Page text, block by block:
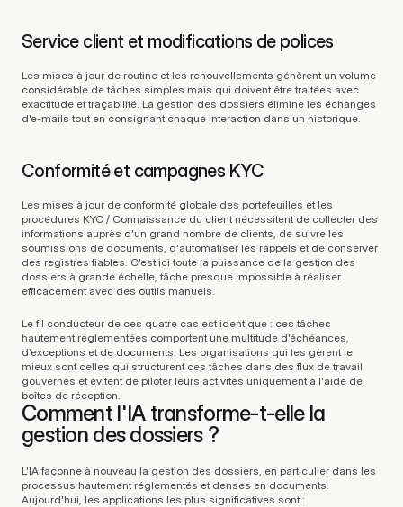
Service client et modifications de polices
Les mises à jour de routine et les renouvellements génèrent un volume
considérable de tâches simples mais qui doivent être traitées avec
exactitude et traçabilité. La gestion des dossiers élimine les échanges
d'e-mails tout en consignant chaque interaction dans un historique.
Conformité et campagnes KYC
Les mises à jour de conformité globale des portefeuilles et les
procédures KYC / Connaissance du client nécessitent de collecter des
informations auprès d'un grand nombre de clients, de suivre les
soumissions de documents, d'automatiser les rappels et de conserver
des registres fiables. C'est ici toute la puissance de la gestion des
dossiers à grande échelle, tâche presque impossible à réaliser
efficacement avec des outils manuels.
Le fil conducteur de ces quatre cas est identique : ces tâches
hautement réglementées comportent une multitude d'échéances,
d'exceptions et de documents. Les organisations qui les gèrent le
mieux sont celles qui structurent ces tâches dans des flux de travail
gouvernés et évitent de piloter leurs activités uniquement à l'aide de
boîtes de réception.
Comment l'IA transforme-t-elle la
gestion des dossiers ?
L'IA façonne à nouveau la gestion des dossiers, en particulier dans les
processus hautement réglementés et denses en documents.
Aujourd'hui, les applications les plus significatives sont :